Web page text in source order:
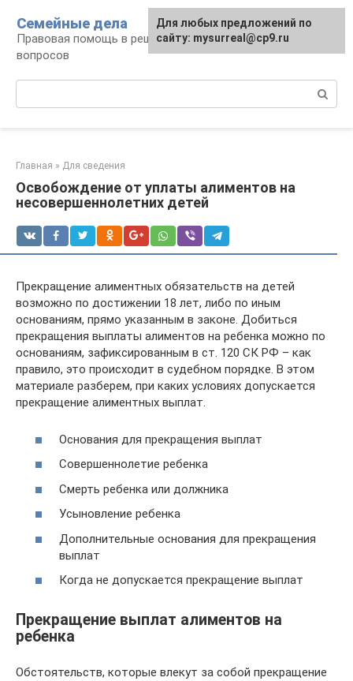
контенту
Семейные дела
Правовая помощь в решении семейных
вопросов
Главная » Для сведения
Освобождение от уплаты алиментов на
несовершеннолетних детей
Прекращение алиментных обязательств на детей
возможно по достижении 18 лет, либо по иным
основаниям, прямо указанным в законе. Добиться
прекращения выплаты алиментов на ребенка можно по
основаниям, зафиксированным в ст. 120 СК РФ – как
правило, это происходит в судебном порядке. В этом
материале разберем, при каких условиях допускается
прекращение алиментных выплат.
Основания для прекращения выплат
Совершеннолетие ребенка
Смерть ребенка или должника
Усыновление ребенка
Дополнительные основания для прекращения
выплат
Когда не допускается прекращение выплат
Прекращение выплат алиментов на
ребенка
Обстоятельств, которые влекут за собой прекращение
Для любых предложений по
сайту: mysurreal@cp9.ru